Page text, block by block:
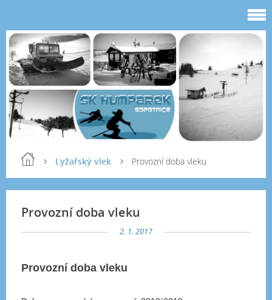
Lyžařský vlek Provozní doba vleku
Provozní doba vleku
2. 1. 2017
Provozní doba vleku